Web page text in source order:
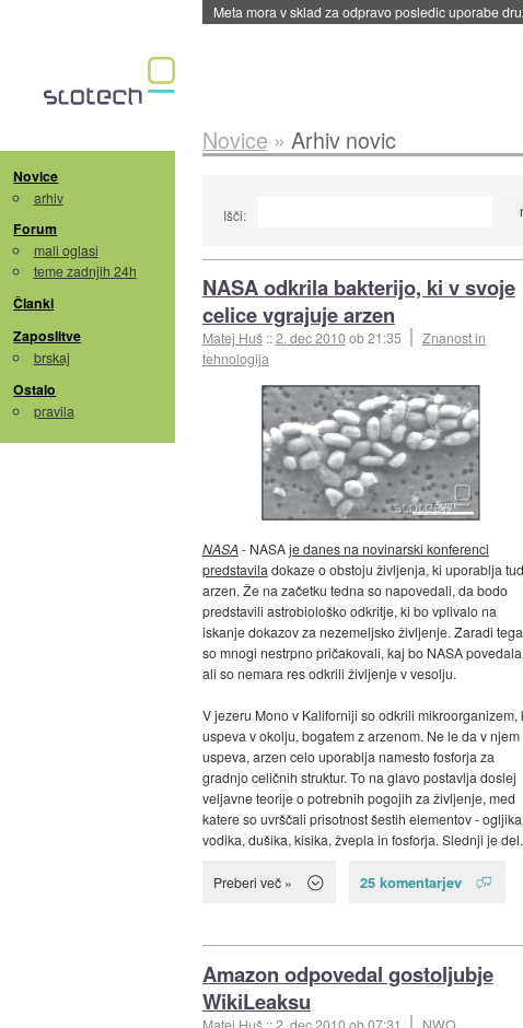
Meta mora v sklad za odpravo posledic uporabe
Novice
arhiv
Forum
mali oglasi
teme zadnjih 24h
Članki
Zaposlitve
brskaj
Ostalo
pravila
Novice » Arhiv novic
Išči:
NASA odkrila bakterijo, ki v svoje
celice vgrajuje arzen
Matej Huš ::2. dec 2010ob 21:35
Znanost in
tehnologija
NASA- NASAje danes na novinarski konferenci
predstavila dokaze o obstoju življenja, ki uporablja
arzen. Že na začetku tedna so napovedali, da bodo
predstavili astrobiološko odkritje, ki bo vplivalo na
iskanje dokazov za nezemeljsko življenje. Zaradi tega
so mnogi nestrpno pričakovali, kaj bo NASA
ali so nemara res odkrili življenje v vesolju.
V jezeru Mono v Kaliforniji so odkrili mikroorganizem,
uspeva v okolju, bogatem z arzenom. Ne le da v njem
uspeva, arzen celo uporablja namesto fosforja za
gradnjo celičnih struktur. To na glavo postavlja doslej
veljavne teorije o potrebnih pogojih za življenje, med
katere so uvrščali prisotnost šestih elementov - ogljika,
vodika, dušika, kisika, žvepla in fosforja. Slednji je
Preberi več » 25 komentarjev
Amazon odpovedal gostoljubje
WikiLeaksu
Matej Huš ::2. dec 2010ob 07:31 NWO